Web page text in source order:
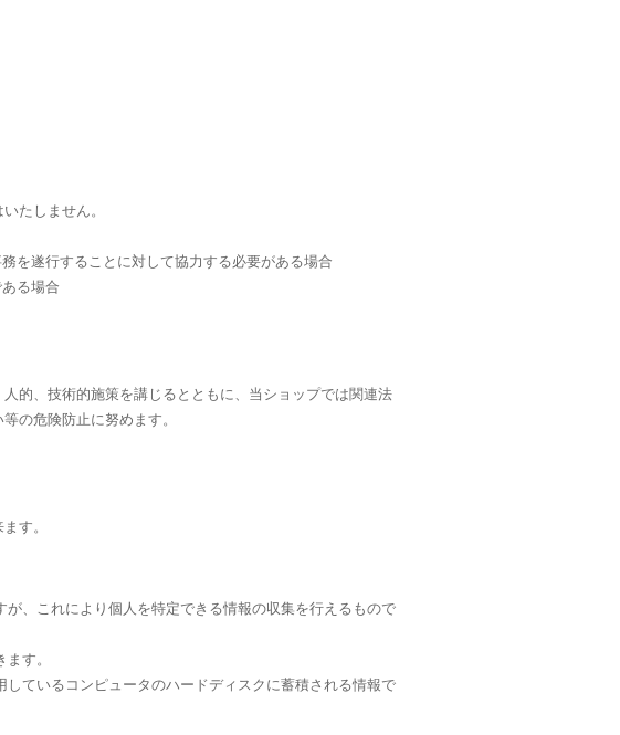
たしません。
を遂行することに対して協力する必要がある場合
る場合
的、技術的施策を講じるとともに、当ショップでは関連法
の危険防止に努めます。
す。
、これにより個人を特定できる情報の収集を行えるもので
す。
ているコンピュータのハードディスクに蓄積される情報で